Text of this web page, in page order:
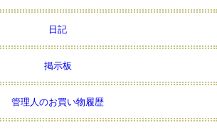
日記
掲示板
管理人のお買い物履歴